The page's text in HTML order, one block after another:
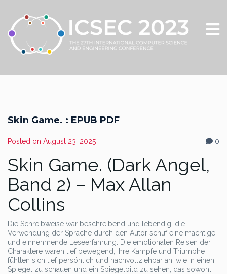
Skin Game. : EPUB PDF
Posted on August 23, 2025 0
Skin Game. (Dark Angel,
Band 2) – Max Allan
Collins
Die Schreibweise war beschreibend und lebendig, die
Verwendung der Sprache durch den Autor schuf eine mächtige
und einnehmende Leseerfahrung. Die emotionalen Reisen der
Charaktere waren tief bewegend, ihre Kämpfe und Triumphe
fühlten sich tief persönlich und nachvollziehbar an, wie in einen
Spiegel zu schauen und ein Spiegelbild zu sehen, das sowohl